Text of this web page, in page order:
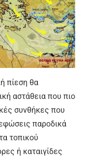
πίεση θα
αστάθεια που πιο
συνθήκες που
παροδικά
τοπικού
ή καταιγίδες